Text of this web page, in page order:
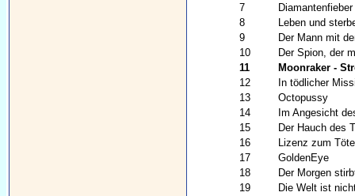
7
Diamantenfieber
8
Leben und
9
Der Mann mit
10
Der Spion, der
11
Moonraker -
12
In tödlicher
13
Octopussy
14
Im Angesicht
15
Der Hauch des
16
Lizenz zum
17
GoldenEye
18
Der Morgen
19
Die Welt ist